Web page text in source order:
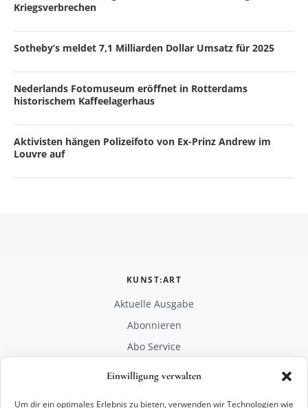
Einwilligung verwalten
Um dir ein optimales Erlebnis zu bieten, verwenden wir Technologien wie
Kriegsverbrechen
Sotheby’s meldet 7,1 Milliarden Dollar Umsatz für 2025
Nederlands Fotomuseum eröffnet in Rotterdams
historischem Kaffeelagerhaus
Aktivisten hängen Polizeifoto von Ex-Prinz Andrew im
Louvre auf
KUNST:ART
Aktuelle Ausgabe
Abonnieren
Abo Service